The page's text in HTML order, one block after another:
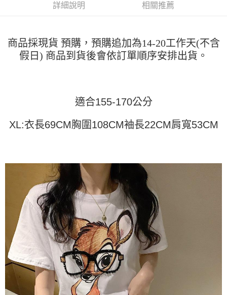
【大哥付你分期使用說明】
成交易。
3.實際核准額度、可分期數及費用金額請依後續交易確認頁面所載為準。
4.訂單成立30分鐘內，如未前往確認交易或遇審核未通過，訂單將自動取
1.分期款項不併入電信帳單，「大哥付你分期」於每月結算日後寄送繳費提
帳／街口支付／iPASS MONEY」等通路繳費。
買賣價金債權讓與本公司後，依約使用本公司帳單繳交帳款。
2.基於同意付款使用「大哥付你分期」之契約關係目的，商店將以您的個人
資料（包含姓名、電話或地址）提供予台灣大哥大進項蒐集、處理及利用，
由本公司與您本人進行分期帳單所需資料之確認、核對及更正。
3.完整用戶服務條款，請詳閱以下連結： https://oppay.tw/userRule
AFTEE先享後付
AFTEE先享後付是「在收到商品之後才付款」的支付方式。 讓您購物簡單
便利好安心！
１．簡單：不需註冊會員、不需綁卡、不需儲值。
【「AFTEE先享後付」結帳流程】
１．於結帳方式選擇「AFTEE先享後付」後，將跳轉至「AFTEE先享後付」
結帳頁面，進行簡訊認證並確認金額後，即可完成結帳。
２．訂單成立數日內，您將收到繳費通知簡訊。
購買商品的店家。未經商家同意取消之訂單仍視為有效，需透過AFTEE先享
後付繳納相關費用。
※ 交易是否成功請以「AFTEE先享後付 」之結帳頁面顯示為準，若有關於
是否繳費成功／繳費後需取消欲退款等相關疑問，請聯繫「AFTEE先享後付
客戶支援中心」 https://netprotections.freshdesk.com/support/home
【注意事項】
１．透過由恩沛科技股份有限公司提供之「AFTEE先享後付」服務完成之交
易，需依本服務之必要範圍內提供個人資料，並將交易相關給付款項請求債
權轉讓予恩沛科技股份有限公司。
２．關於個人資料處理事宜，請瀏覽以下網址：
https://aftee.tw/terms/#terms3
３．未成年的使用者請事先徵得法定代理人或監護人之同意方可使用
「AFTEE先享後付」，若未經同意申辦者引起之損失，本公司不負相關責
任。
ATM付款
每筆NT$45
每筆NT$45，滿NT$499(含以上)免運費
付款 後7-11取貨
每筆NT$45，滿NT$499(含以上)免運費
宅配
每筆NT$70，滿NT$499(含以上)免運費
詳細說明 相關推薦
商品採現貨 預購，預購追加為14-20工作天(不含
假日) 商品到貨後會依訂單順序安排出貨。
適合155-170公分
XL:衣長69CM胸圍108CM袖長22CM肩寬53CM